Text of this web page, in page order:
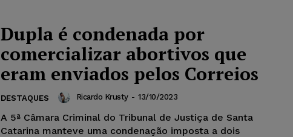
Dupla é condenada por
comercializar abortivos que
eram enviados pelos Correios
DESTAQUES Ricardo Krusty - 13/10/2023
A 5ª Câmara Criminal do Tribunal de Justiça de Santa
Catarina manteve uma condenação imposta a dois